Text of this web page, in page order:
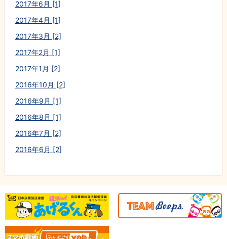
2017年6月 [1]
2017年4月 [1]
2017年3月 [2]
2017年2月 [1]
2017年1月 [2]
2016年10月 [2]
2016年9月 [1]
2016年8月 [1]
2016年7月 [2]
2016年6月 [2]